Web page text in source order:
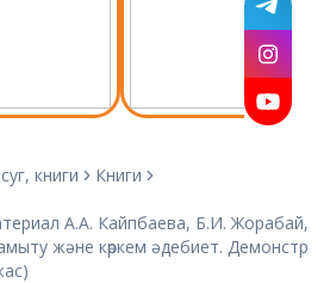
книги
Книги
А.А. Кайпбаева, Б.И. Жорабай,
және көркем әдебиет. Демонстр